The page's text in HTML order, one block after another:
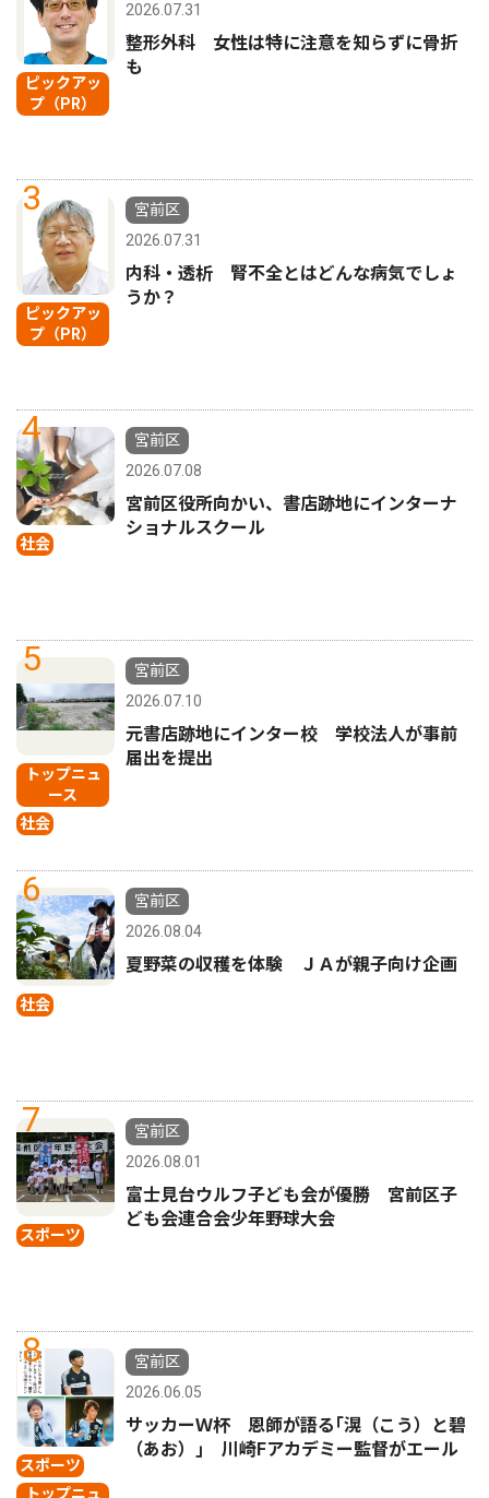
ピックアッ
プ（PR）
2026.07.31
整形外科 女性は特に注意を知らずに骨折
も
3
ピックアッ
プ（PR）
宮前区
2026.07.31
内科・透析 腎不全とはどんな病気でしょ
うか？
4
社会
宮前区
2026.07.08
宮前区役所向かい、書店跡地にインターナ
ショナルスクール
5
トップニュ
ース
社会
宮前区
2026.07.10
元書店跡地にインター校 学校法人が事前
届出を提出
6
社会
宮前区
2026.08.04
夏野菜の収穫を体験 ＪＡが親子向け企画
7
スポーツ
宮前区
2026.08.01
富士見台ウルフ子ども会が優勝 宮前区子
ども会連合会少年野球大会
8
スポーツ
トップニュ
宮前区
2026.06.05
サッカーＷ杯 恩師が語る｢滉（こう）と碧
（あお）｣ 川崎Fアカデミー監督がエール